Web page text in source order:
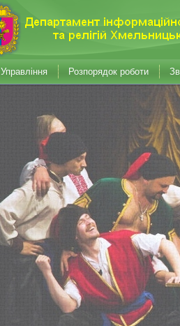
Управління Розпорядок роботи